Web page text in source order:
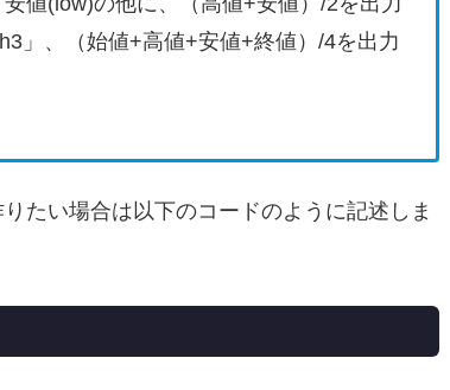
」、（始値+高値+安値+終値）/4を出力
りたい場合は以下のコードのように記述しま